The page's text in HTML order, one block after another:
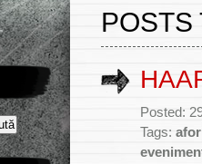
POSTS
Posted:
Tags: